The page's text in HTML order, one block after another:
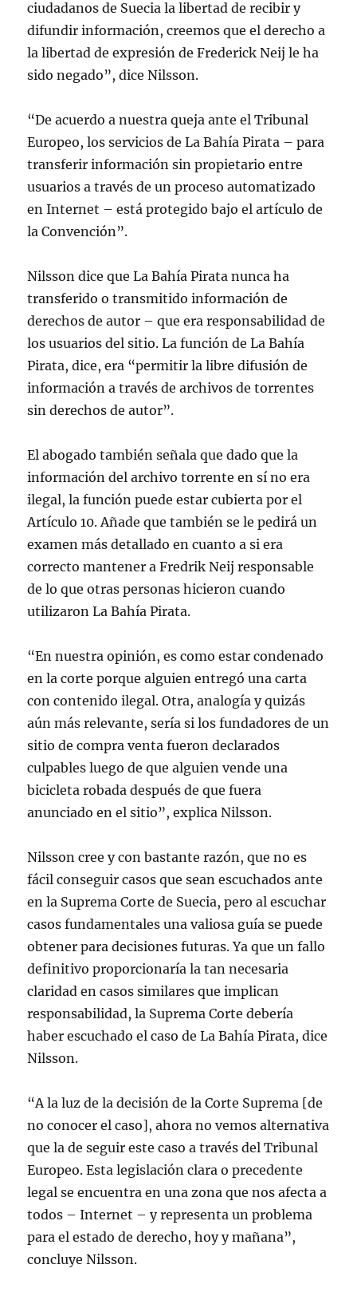
ciudadanos de Suecia la libertad de recibir y
difundir información, creemos que el derecho a
la libertad de expresión de Frederick Neij le ha
sido negado”, dice Nilsson.
“De acuerdo a nuestra queja ante el Tribunal
Europeo, los servicios de La Bahía Pirata – para
transferir información sin propietario entre
usuarios a través de un proceso automatizado
en Internet – está protegido bajo el artículo de
la Convención”.
Nilsson dice que La Bahía Pirata nunca ha
transferido o transmitido información de
derechos de autor – que era responsabilidad de
los usuarios del sitio. La función de La Bahía
Pirata, dice, era “permitir la libre difusión de
información a través de archivos de torrentes
sin derechos de autor”.
El abogado también señala que dado que la
información del archivo torrente en sí no era
ilegal, la función puede estar cubierta por el
Artículo 10. Añade que también se le pedirá un
examen más detallado en cuanto a si era
correcto mantener a Fredrik Neij responsable
de lo que otras personas hicieron cuando
utilizaron La Bahía Pirata.
“En nuestra opinión, es como estar condenado
en la corte porque alguien entregó una carta
con contenido ilegal. Otra, analogía y quizás
aún más relevante, sería si los fundadores de un
sitio de compra venta fueron declarados
culpables luego de que alguien vende una
bicicleta robada después de que fuera
anunciado en el sitio”, explica Nilsson.
Nilsson cree y con bastante razón, que no es
fácil conseguir casos que sean escuchados ante
en la Suprema Corte de Suecia, pero al escuchar
casos fundamentales una valiosa guía se puede
obtener para decisiones futuras. Ya que un fallo
definitivo proporcionaría la tan necesaria
claridad en casos similares que implican
responsabilidad, la Suprema Corte debería
haber escuchado el caso de La Bahía Pirata, dice
Nilsson.
“A la luz de la decisión de la Corte Suprema [de
no conocer el caso], ahora no vemos alternativa
que la de seguir este caso a través del Tribunal
Europeo. Esta legislación clara o precedente
legal se encuentra en una zona que nos afecta a
todos – Internet – y representa un problema
para el estado de derecho, hoy y mañana”,
concluye Nilsson.